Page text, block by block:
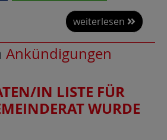
weiterlesen
Ankündigungen
IN LISTE FÜR
WURDE